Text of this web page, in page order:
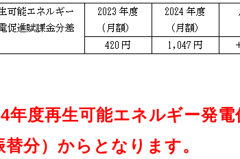
年度再生可能エネルギー発
替分）からとなります。